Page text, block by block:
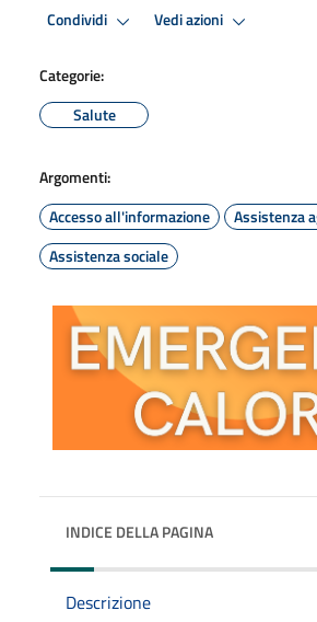
Condividi Vedi azioni
Categorie:
Salute
Argomenti:
Accesso all'informazione
Assistenza
Assistenza sociale
INDICE DELLA PAGINA
Descrizione